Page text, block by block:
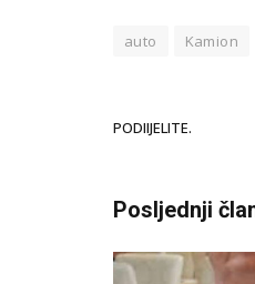
auto Kamion
PODIIJELITE.
Posljednji